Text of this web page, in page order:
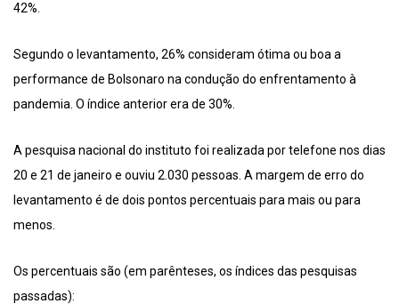
42%.
Segundo o levantamento, 26% consideram ótima ou boa a
performance de Bolsonaro na condução do enfrentamento à
pandemia. O índice anterior era de 30%.
A pesquisa nacional do instituto foi realizada por telefone nos dias
20 e 21 de janeiro e ouviu 2.030 pessoas. A margem de erro do
levantamento é de dois pontos percentuais para mais ou para
menos.
Os percentuais são (em parênteses, os índices das pesquisas
passadas):